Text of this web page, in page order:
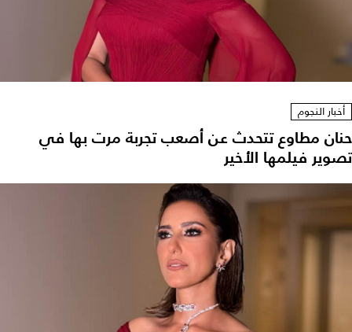
أخبار النجوم
حنان مطاوع تتحدث عن أصعب تجربة مرت بها في
تصوير فيلمها الأخير